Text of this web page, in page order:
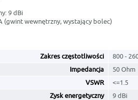
9 dBi
(gwint wewnętrzny, wystający bolec)
Zakres częstotliwości
800 -
Impedancja
50 Ohm
VSWR
<=1.5
Zysk energetyczny
9 dBi